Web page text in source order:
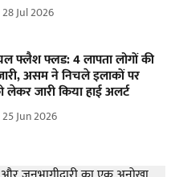
28 Jul 2026
फ्लैश फ्लड: 4 लापता लोगों की
असम ने निचले इलाकों पर
जारी किया हाई अलर्ट
25 Jun 2026